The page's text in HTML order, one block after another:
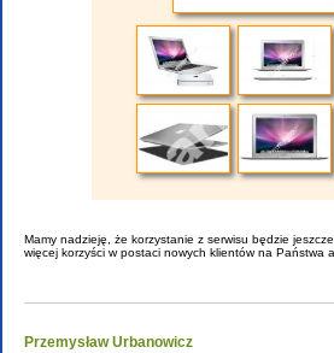
Nowy wygląd serwisu i opcja
Miło nam poinformować, że w dniu
Wprowadziliśmy również opcję "Kolor
Przemysław Urbanowicz